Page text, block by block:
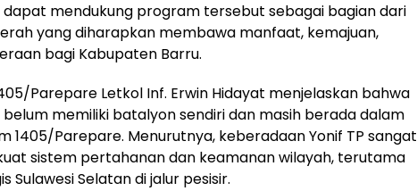
mendukung program tersebut sebagai bagian dari
yang diharapkan membawa manfaat, kemajuan,
bagi Kabupaten Barru.
Parepare Letkol Inf. Erwin Hidayat menjelaskan bahwa
memiliki batalyon sendiri dan masih berada dalam
1405/Parepare. Menurutnya, keberadaan Yonif TP sangat
sistem pertahanan dan keamanan wilayah, terutama
Sulawesi Selatan di jalur pesisir.